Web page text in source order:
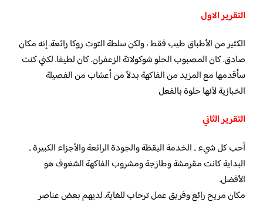
التقرير الاول
الكثير من الأطباق طيب فقط ، ولكن سلطة التوت روكا رائعة. إنه مكان
صادق. كان المصبوب الحلو شوكولاتة الزعفران. كان لطيفا. لكني كنت
سأقدمها مع المزيد من الفاكهة بدلاً من أعشاب من الفصيلة
الخبازية لأنها حلوة بالفعل
التقرير الثاني
أحب كل شيء .. الخدمة اليقظة والجودة الرائعة والأجزاء الكبيرة ..
البداية كانت مقرمشة وطازجة ومشروب الفاكهة الشغوف هو
الأفضل.
مكان مريح رائع وفريق عمل ترحاب للغاية. لديهم بعض عناصر